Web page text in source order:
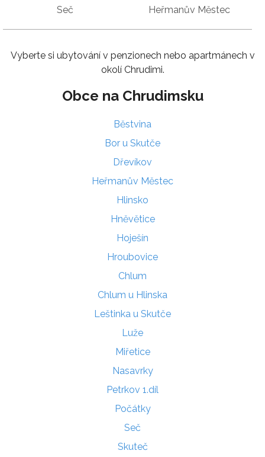
Seč Heřmanův Městec
Vyberte si ubytování v penzionech nebo apartmánech v
okolí Chrudimi.
Obce na Chrudimsku
Běstvina
Bor u Skutče
Dřevíkov
Heřmanův Městec
Hlinsko
Hněvětice
Hoješín
Hroubovice
Chlum
Chlum u Hlinska
Leštinka u Skutče
Luže
Miřetice
Nasavrky
Petrkov 1.díl
Počátky
Seč
Skuteč